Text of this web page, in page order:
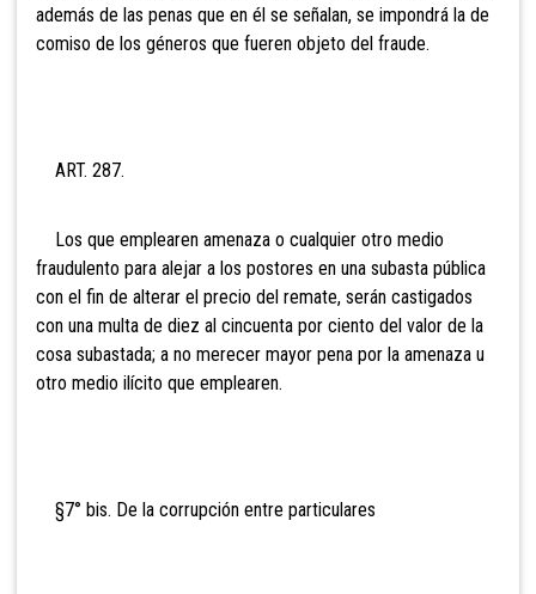
además de las penas que en él se señalan, se impondrá la de
comiso de los géneros que fueren objeto del fraude.
ART. 287.
Los que emplearen amenaza o cualquier otro medio
fraudulento para alejar a los postores en una subasta pública
con el fin de alterar el precio del remate, serán castigados
con una multa de diez al cincuenta por ciento del valor de la
cosa subastada; a no merecer mayor pena por la amenaza u
otro medio ilícito que emplearen.
§7° bis. De la corrupción entre particulares